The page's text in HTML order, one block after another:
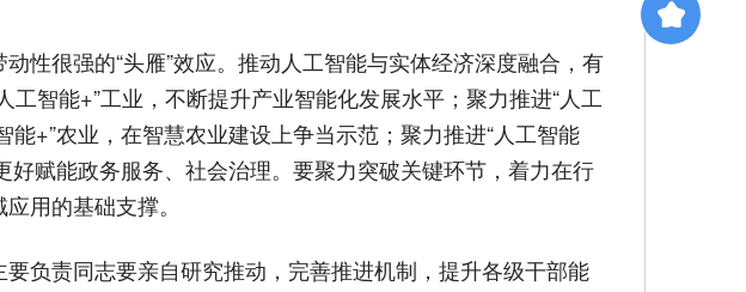
性很强的“头雁”效应。推动人工智能与实体经济深度融合，有
智能+”工业，不断提升产业智能化发展水平；聚力推进“人工
+”农业，在智慧农业建设上争当示范；聚力推进“人工智能
好赋能政务服务、社会治理。要聚力突破关键环节，着力在行
用的基础支撑。
负责同志要亲自研究推动，完善推进机制，提升各级干部能